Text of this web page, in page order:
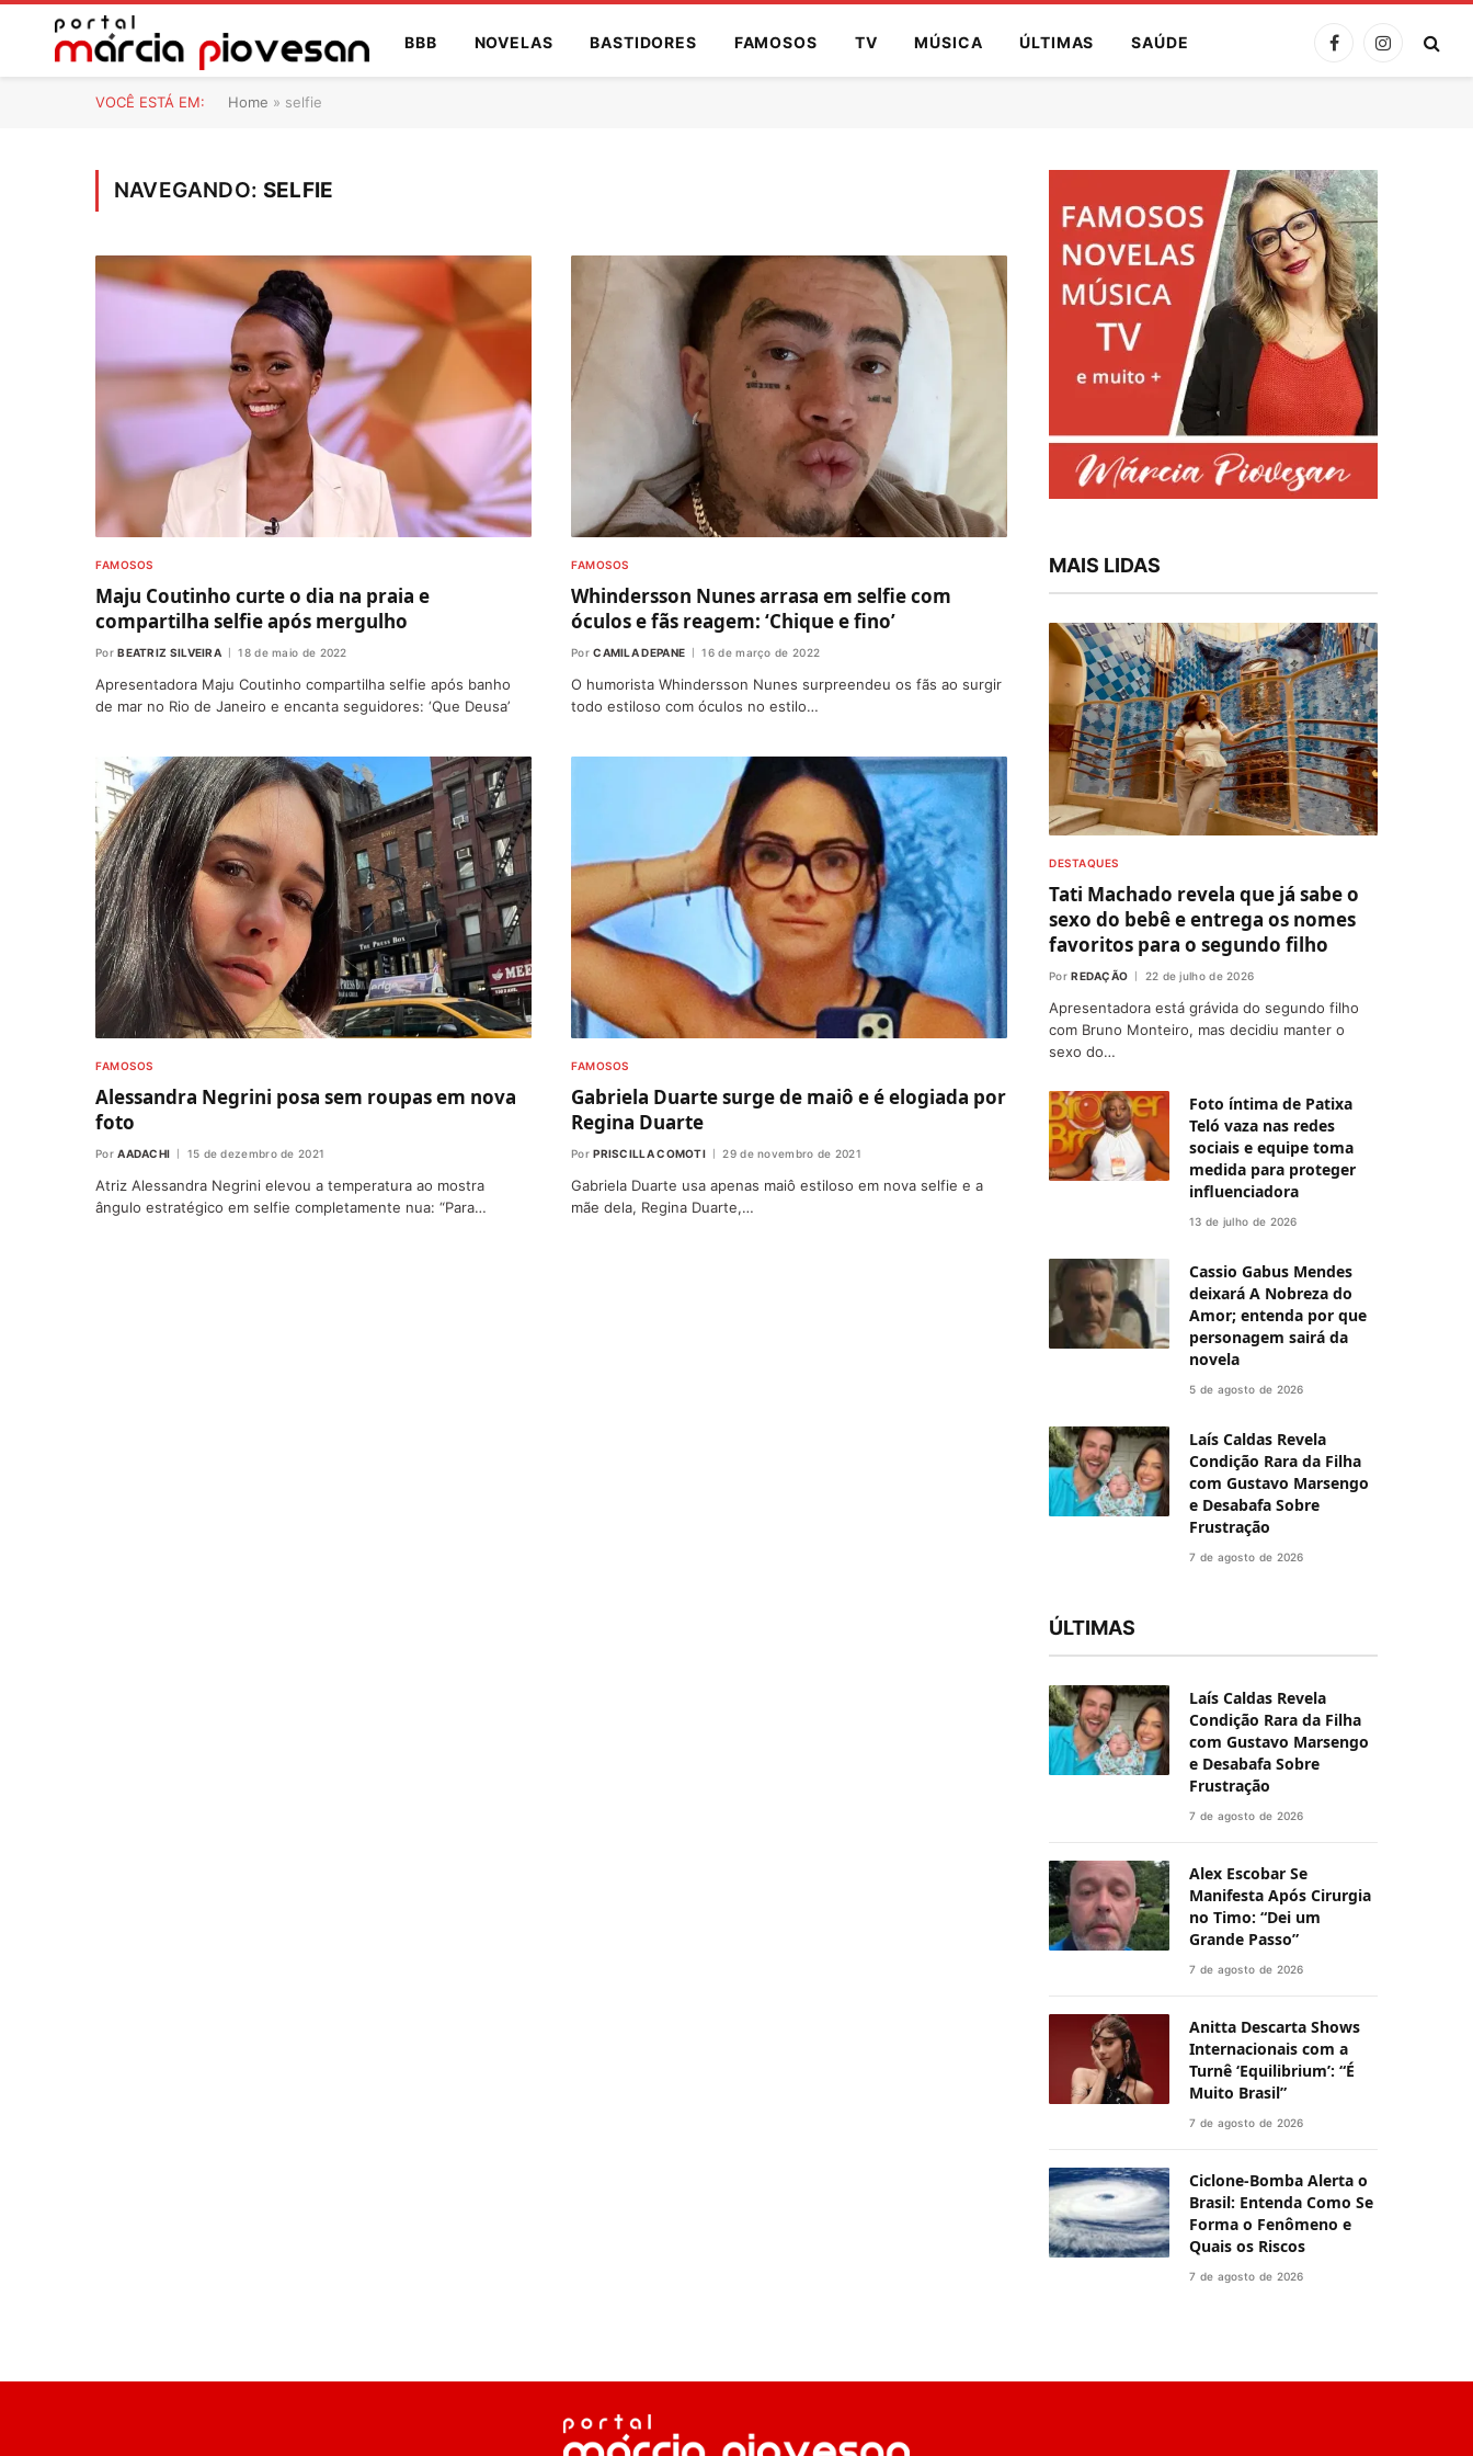
BBB NOVELAS BASTIDORES FAMOSOS TV MÚSICA ÚLTIMAS SAÚDE FacebookInstagram
VOCÊ ESTÁ EM: Home » selfie
NAVEGANDO: SELFIE
FAMOSOS
Maju Coutinho curte o dia na praia e
compartilha selfie após mergulho
Por BEATRIZ SILVEIRA 18 de maio de 2022
Apresentadora Maju Coutinho compartilha selfie após banho
de mar no Rio de Janeiro e encanta seguidores: ‘Que Deusa’
FAMOSOS
Whindersson Nunes arrasa em selfie com
óculos e fãs reagem: ‘Chique e fino’
Por CAMILA DEPANE 16 de março de 2022
O humorista Whindersson Nunes surpreendeu os fãs ao surgir
todo estiloso com óculos no estilo…
FAMOSOS
Alessandra Negrini posa sem roupas em nova
foto
Por AADACHI 15 de dezembro de 2021
Atriz Alessandra Negrini elevou a temperatura ao mostra
ângulo estratégico em selfie completamente nua: “Para…
FAMOSOS
Gabriela Duarte surge de maiô e é elogiada por
Regina Duarte
Por PRISCILLA COMOTI 29 de novembro de 2021
Gabriela Duarte usa apenas maiô estiloso em nova selfie e a
mãe dela, Regina Duarte,…
MAIS LIDAS
DESTAQUES
Tati Machado revela que já sabe o
sexo do bebê e entrega os nomes
favoritos para o segundo filho
Por REDAÇÃO 22 de julho de 2026
Apresentadora está grávida do segundo filho
com Bruno Monteiro, mas decidiu manter o
sexo do…
Foto íntima de Patixa
Teló vaza nas redes
sociais e equipe toma
medida para proteger
influenciadora
13 de julho de 2026
Cassio Gabus Mendes
deixará A Nobreza do
Amor; entenda por que
personagem sairá da
novela
5 de agosto de 2026
Laís Caldas Revela
Condição Rara da Filha
com Gustavo Marsengo
e Desabafa Sobre
Frustração
7 de agosto de 2026
ÚLTIMAS
Laís Caldas Revela
Condição Rara da Filha
com Gustavo Marsengo
e Desabafa Sobre
Frustração
7 de agosto de 2026
Alex Escobar Se
Manifesta Após Cirurgia
no Timo: “Dei um
Grande Passo”
7 de agosto de 2026
Anitta Descarta Shows
Internacionais com a
Turnê ‘Equilibrium’: “É
Muito Brasil”
7 de agosto de 2026
Ciclone-Bomba Alerta o
Brasil: Entenda Como Se
Forma o Fenômeno e
Quais os Riscos
7 de agosto de 2026